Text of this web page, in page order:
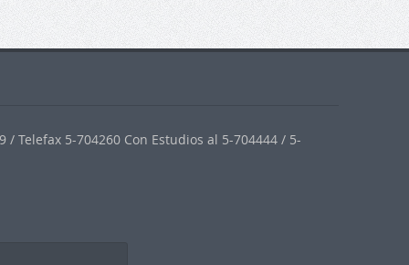
Telefax 5-704260 Con Estudios al 5-704444 / 5-